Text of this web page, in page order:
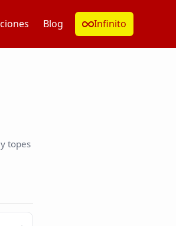
Blog Infinito
topes